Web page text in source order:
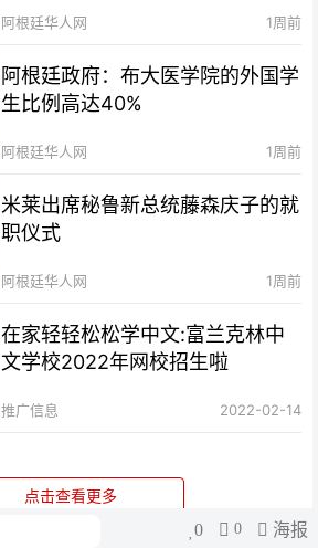
0 0 海报
阿根廷华人网 1周前
阿根廷政府：布大医学院的外国学
生比例高达40%
阿根廷华人网 1周前
米莱出席秘鲁新总统藤森庆子的就
职仪式
阿根廷华人网 1周前
在家轻轻松松学中文:富兰克林中
文学校2022年网校招生啦
推广信息 2022-02-14
点击查看更多